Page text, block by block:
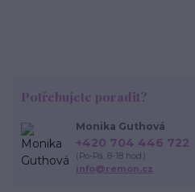
Potřebujete poradit?
Monika Guthová
+420 704 446 722
(Po-Pá, 8-18 hod.)
info@remon.cz